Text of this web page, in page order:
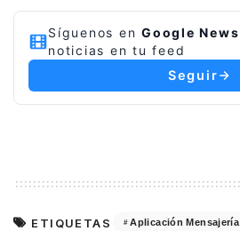
Síguenos en Google News
noticias en tu feed
Seguir
ETIQUETAS Aplicación Mensajería